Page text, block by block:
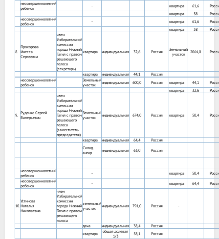
несовершеннолетний
ребенок
- квартира 61,6
квартира
58
несовершеннолетний
ребенок
- квартира 61,6
квартира
58
8.
Прохорова
Инесса
Сергеевна
член
Избирательной
комиссии
города Нижний
Тагил с правом
решающего
голоса
(секретарь)
квартира индивидуальная 32,6 Россия
Земельный
участок
2064,0
квартира индивидуальная 44,1
Россия
несовершеннолетний
ребенок
Земельный
участок
индивидуальная 600,0 Россия квартира 44,1
квартира
32,6
9.
Руденко Сергей
Валерьевич
член
Избирательной
комиссии
города Нижний
Тагил с правом
решающего
голоса
(заместитель
председателя)
Земельный
участок
индивидуальная 674,0 Россия квартира 50,4
квартира индивидуальная 64,4
Россия
Склад-
ангар
индивидуальная 63,0 Россия
несовершеннолетний
ребенок
- квартира 50,4
несовершеннолетний
ребенок
- квартира 64,4
10.
Устинова
Наталья
Николаевна
член
Избирательной
комиссии
города Нижний
Тагил с правом
решающего
голоса
земельный
участок
индивидуальная 791,0 Россия -
дача индивидуальная 38,4
Россия
квартира
общая долевая
1/3
58,1 Россия